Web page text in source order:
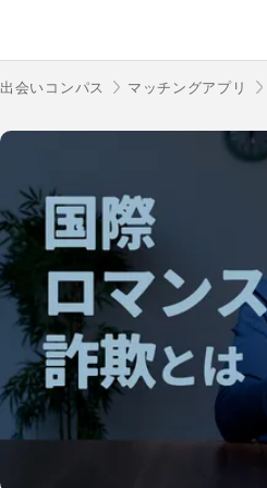
出会いコンパス マッチングアプリ